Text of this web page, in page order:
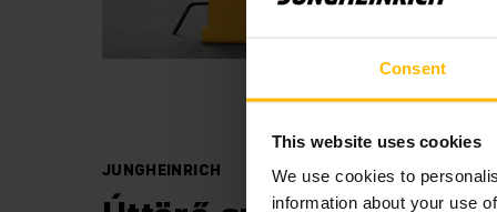
Consent
This website uses cookies
We use cookies to
information about your use
JUNGHEINRICH